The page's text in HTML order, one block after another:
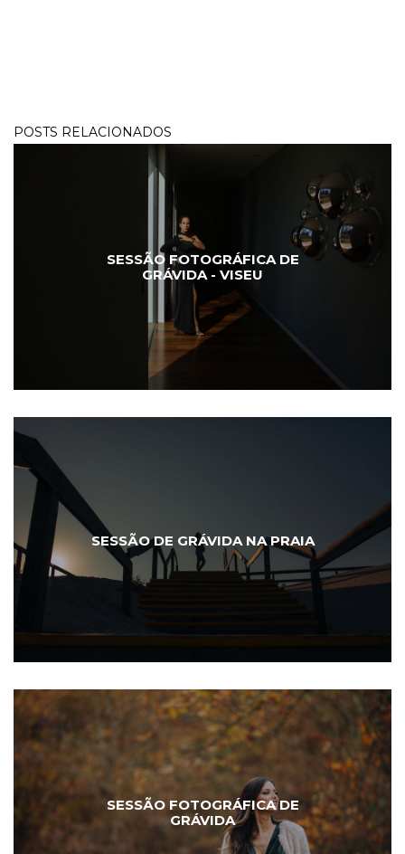
POSTS RELACIONADOS
SESSÃO FOTOGRÁFICA DE
GRÁVIDA - VISEU
SESSÃO DE GRÁVIDA NA PRAIA
SESSÃO FOTOGRÁFICA DE
GRÁVIDA